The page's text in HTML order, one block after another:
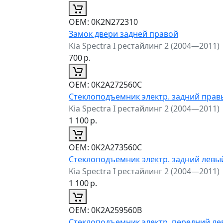
ОЕМ: 0K2N272310
Замок двери задней правой
Kia Spectra I рестайлинг 2 (2004—2011)
700р.
ОЕМ: 0K2A272560C
Стеклоподъемник электр. задний
Kia Spectra I рестайлинг 2 (2004—2011)
1 100р.
ОЕМ: 0K2A273560C
Стеклоподъемник электр. задний
Kia Spectra I рестайлинг 2 (2004—2011)
1 100р.
ОЕМ: 0K2A259560B